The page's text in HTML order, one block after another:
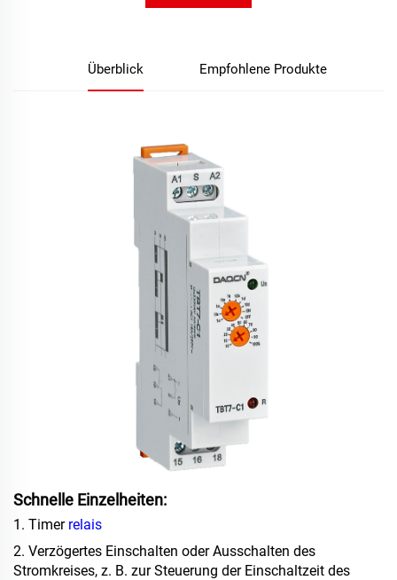
Überblick Empfohlene Produkte
Schnelle Einzelheiten:
1. Timer relais
2. Verzögertes Einschalten oder Ausschalten des
Stromkreises, z. B. zur Steuerung der Einschaltzeit des